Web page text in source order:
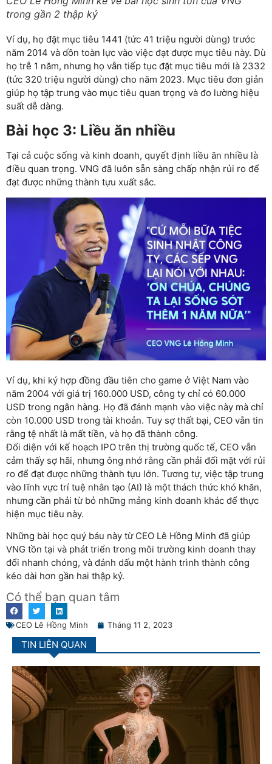
trong gần 2 thập kỷ
Ví dụ, họ đặt mục tiêu 1441 (tức 41 triệu người dùng) trước
năm 2014 và dồn toàn lực vào việc đạt được mục tiêu này. Dù
họ trễ 1 năm, nhưng họ vẫn tiếp tục đặt mục tiêu mới là 2332
(tức 320 triệu người dùng) cho năm 2023. Mục tiêu đơn giản
giúp họ tập trung vào mục tiêu quan trọng và đo lường hiệu
suất dễ dàng.
Bài học 3: Liều ăn nhiều
Tại cả cuộc sống và kinh doanh, quyết định liều ăn nhiều là
điều quan trọng. VNG đã luôn sẵn sàng chấp nhận rủi ro để
đạt được những thành tựu xuất sắc.
Ví dụ, khi ký hợp đồng đầu tiên cho game ở Việt Nam vào
năm 2004 với giá trị 160.000 USD, công ty chỉ có 60.000
USD trong ngân hàng. Họ đã đánh mạnh vào việc này mà chỉ
còn 10.000 USD trong tài khoản. Tuy sợ thất bại, CEO vẫn tin
rằng tệ nhất là mất tiền, và họ đã thành công.
Đối diện với kế hoạch IPO trên thị trường quốc tế, CEO vẫn
cảm thấy sợ hãi, nhưng ông nhớ rằng cần phải đối mặt với rủi
ro để đạt được những thành tựu lớn. Tương tự, việc tập trung
vào lĩnh vực trí tuệ nhân tạo (AI) là một thách thức khó khăn,
nhưng cần phải từ bỏ những mảng kinh doanh khác để thực
hiện mục tiêu này.
Những bài học quý báu này từ CEO Lê Hồng Minh đã giúp
VNG tồn tại và phát triển trong môi trường kinh doanh thay
đổi nhanh chóng, và đánh dấu một hành trình thành công
kéo dài hơn gần hai thập kỷ.
Có thể bạn quan tâm
CEO Lê Hồng Minh Tháng 11 2, 2023
TIN LIÊN QUAN